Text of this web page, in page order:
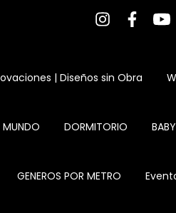
| Diseños sin Obra
MUNDO DORMITORIO
GENEROS POR METRO